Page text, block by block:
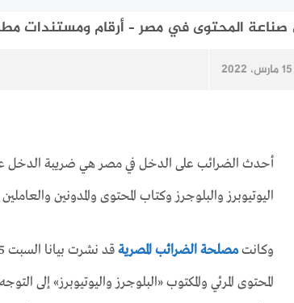
المحتوى في مصر – أرقام ومستندات
15 مارس، 2022
أحدث الضرائب على الدخل في مصر هي ضريبة الدخل
اليوتيوبرز والبلوجرز وكتاب المحتوى والمدونين
وكانتمصلحة الضرائب المصرية
المحتوى المرئي والمكتوب «البلوجرز واليوتيوبرز»